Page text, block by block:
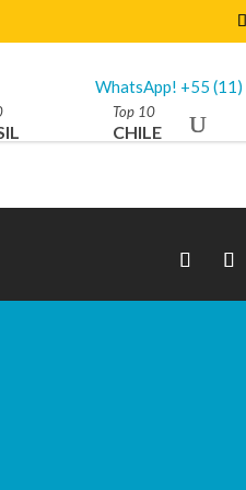
WhatsApp! +55 (11)
Top 10
CHILE